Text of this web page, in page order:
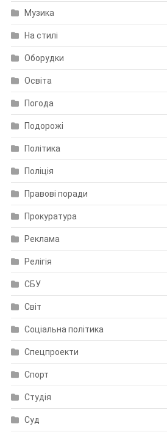
Музика
На стилі
Оборудки
Освіта
Погода
Подорожі
Політика
Поліція
Правові поради
Прокуратура
Реклама
Релігія
СБУ
Світ
Соціальна політика
Спецпроекти
Спорт
Студія
Суд